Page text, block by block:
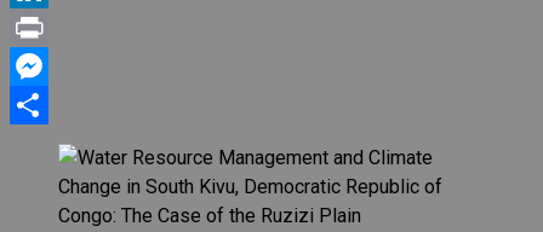
LinkedIn
Print
Messenger
Partager